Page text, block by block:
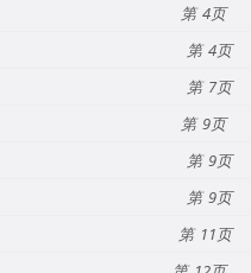
4
4
7
9
9
9
11